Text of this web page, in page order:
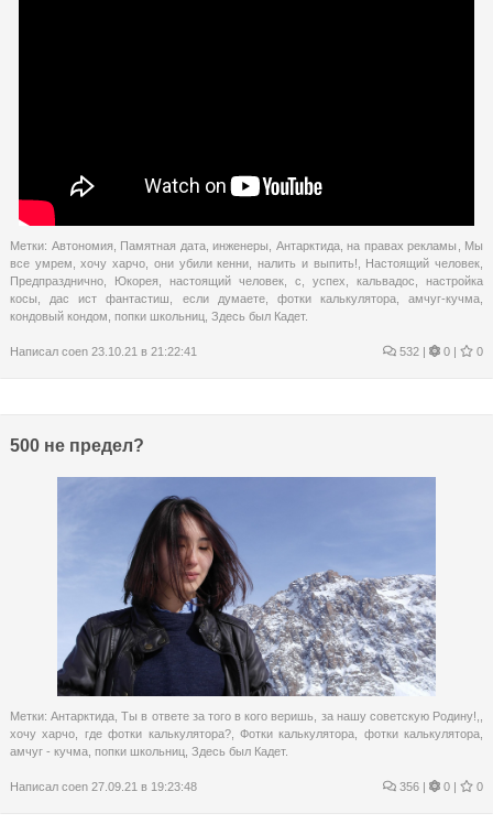
Метки: Автономия Памятная дата,инженеры Антарктида,на правах рекламы
Мы
все умрем ,хочу харчо они убили кенни ,налить и выпить! Настоящий человек
Предпразднично
Юкорея настоящий человек с успех кальвадос
настройка
косы
дас ист фантастиш если думаете, фотки калькулятора, амчуг-кучма
кондовый кондом попки школьниц Здесь был Кадет.
Написал coen 23.10.21 в 21:22:41 532 | 0 | 0
500 не предел?
Метки:Антарктида ,Ты в ответе за того в кого веришь за нашу советскую Родину!,
хочу харчо
где фотки калькулятора?, Фотки калькулятора фотки калькулятора
амчуг - кучма попки школьниц Здесь был Кадет.
Написал coen 27.09.21 в 19:23:48 356 | 0 | 0